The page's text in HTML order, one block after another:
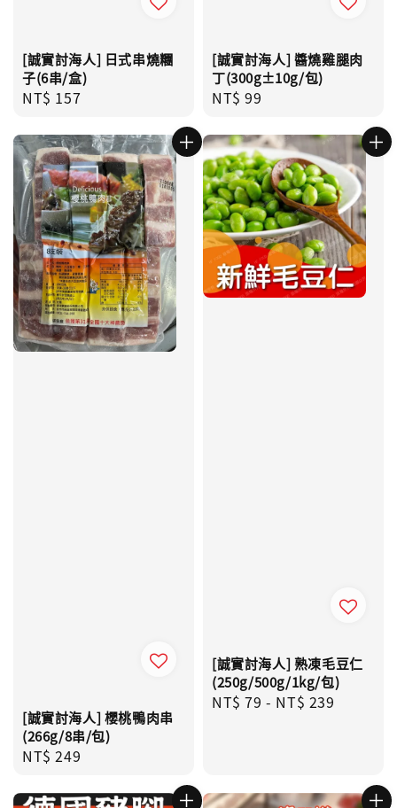
[誠實討海人] 日式串燒糰
子(6串/盒)
Regular
NT$ 157
[誠實討海人] 醬燒雞腿肉
丁(300g±10g/包)
Regular
NT$ 99
[誠實討海人] 櫻桃鴨肉串
(266g/8串/包)
Regular
NT$ 249
[誠實討海人] 熟凍毛豆仁
(250g/500g/1kg/包)
Regular
NT$ 79 - NT$ 239